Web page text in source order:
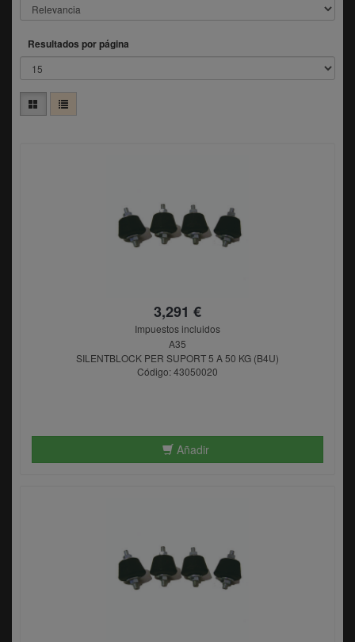
Resultados por página
3,291 €
Impuestos incluidos
A35
SILENTBLOCK PER SUPORT 5 A 50 KG (B4U)
Código: 43050020
Añadir